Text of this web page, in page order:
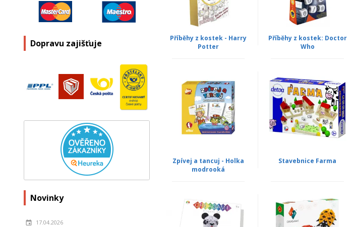
Dopravu zajišťuje
Novinky
17.04.2026
Příběhy z kostek - Harry
Potter
Příběhy z kostek: Doctor
Who
Zpívej a tancuj - Holka
modrooká
Stavebnice Farma